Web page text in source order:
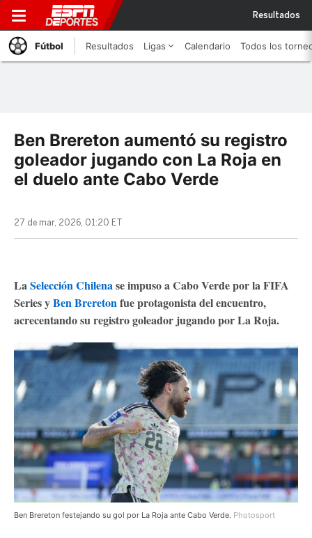
Resultados
Fútbol Resultados Ligas Calendario Todos los
Ben Brereton aumentó su registro
goleador jugando con La Roja en
el duelo ante Cabo Verde
27 de mar, 2026, 01:20 ET
LaSelección Chilenase impuso a Cabo Verdepor la FIFA
Series yBen Breretonfue protagonista del encuentro,
acrecentando su registro goleador jugando por La Roja.
Ben Brereton festejando su gol por La Roja ante Cabo Verde. Photosport